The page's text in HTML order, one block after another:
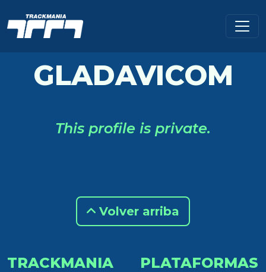
GLADAVICOM
This profile is private.
Volver arriba
TRACKMANIA PLATAFORMAS